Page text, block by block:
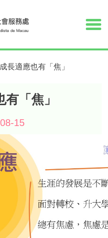
成長適應也有「焦」
「焦」
15